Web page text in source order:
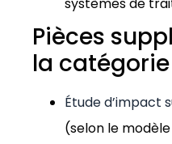
systèmes de
Pièces
la
Étude d’impact
(selon le modèle